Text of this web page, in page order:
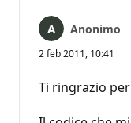
Anonimo
2 feb 2011, 10:41
Ti ringrazio